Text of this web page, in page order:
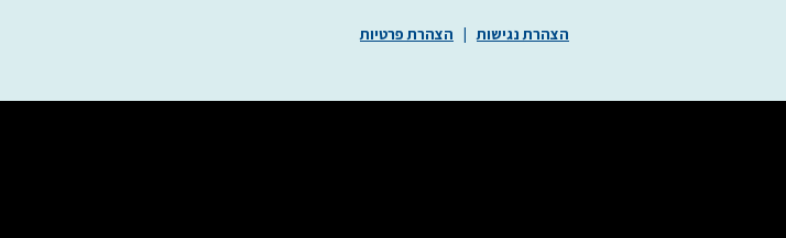
הצהרת נגישות| הצהרת פרטיות